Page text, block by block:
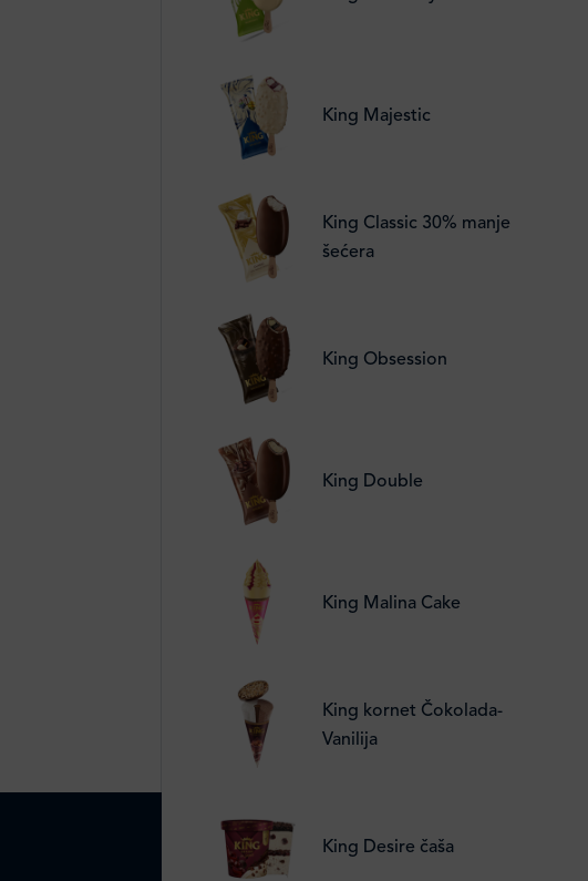
King Majestic
King Classic 30% manje
šećera
King Obsession
King Double
King Malina Cake
King kornet Čokolada-
Vanilija
King Desire čaša